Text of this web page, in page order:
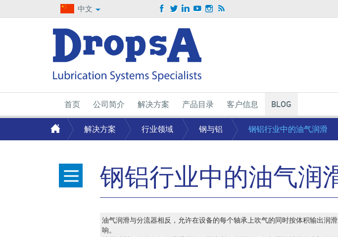
中文
首页 公司简介 解决方案 产品目录 客户信息 BLOG
解决方案 行业领域 钢与铝 钢铝行业中的油气润滑
钢铝行业中的油气润
油气润滑与分流器相反，允许在设备的每个轴承上吹气的同时按体积输出润
响。